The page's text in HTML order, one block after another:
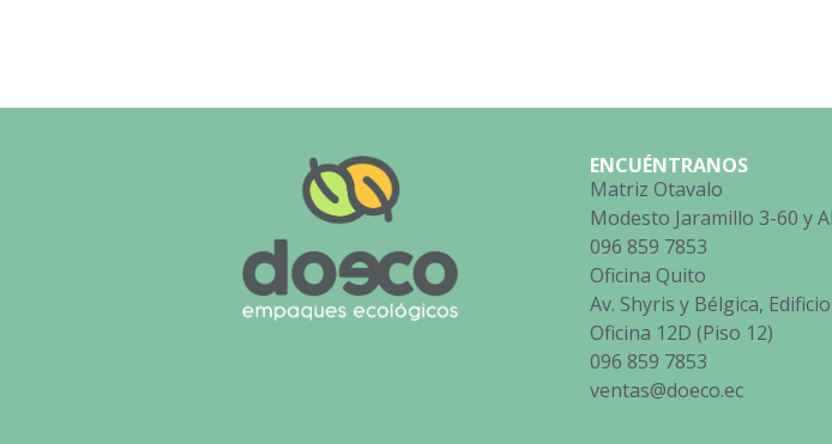
ENCUÉNTRANOS
Matriz Otavalo
Modesto Jaramillo 3-60 y
096 859 7853
Oficina Quito
Av. Shyris y Bélgica,
Oficina 12D (Piso 12)
096 859 7853
ventas@doeco.ec